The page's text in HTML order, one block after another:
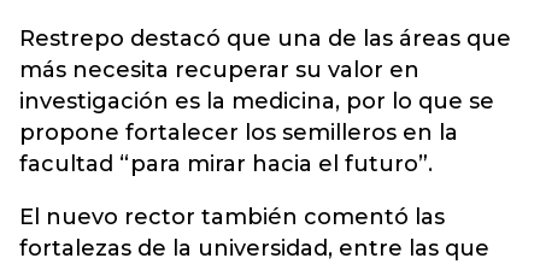
Restrepo destacó que una de las áreas que
más necesita recuperar su valor en
investigación es la medicina, por lo que se
propone fortalecer los semilleros en la
facultad “para mirar hacia el futuro”.
El nuevo rector también comentó las
fortalezas de la universidad, entre las que